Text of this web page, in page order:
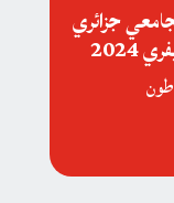
جزائري